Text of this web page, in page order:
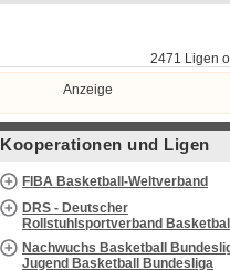
2471 Ligen
Anzeige
Kooperationen und Ligen
FIBA Basketball-Weltverband
DRS - Deutscher
Rollstuhlsportverband
Nachwuchs Basketball
Jugend Basketball Bundesliga